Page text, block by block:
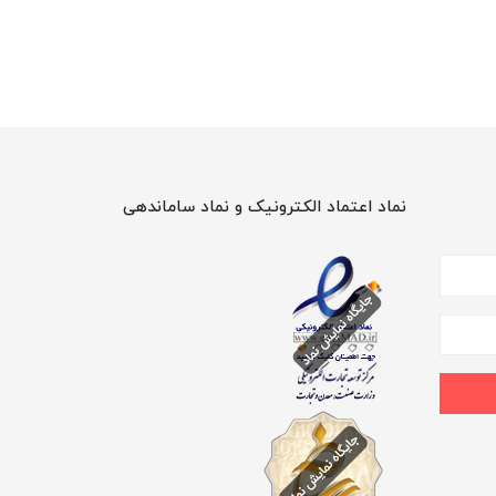
نماد اعتماد الکترونیک و نماد ساماندهی